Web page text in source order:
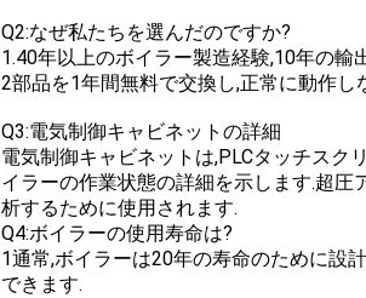
Q2:なぜ私たちを選んだのですか?
1.40年以上のボイラー製造経験,10年の輸
2部品を1年間無料で交換し,正常に動作
Q3:電気制御キャビネットの詳細
電気制御キャビネットは,PLCタッチスク
イラーの作業状態の詳細を示します.超圧
析するために使用されます.
Q4:ボイラーの使用寿命は?
1通常,ボイラーは20年の寿命のために設
できます.